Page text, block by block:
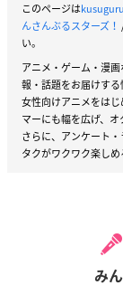
このページは
んさんぶるスターズ！
い。
アニメ・ゲーム・漫
報・話題をお届けする
女性向けアニメをは
マーにも幅を広げ、オ
さらに、アンケート
タクがワクワク楽しめ
み